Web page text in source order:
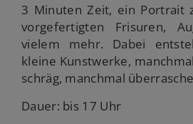
3 Minuten Zeit, ein Portrait
vorgefertigten Frisuren,
vielem mehr. Dabei
kleine Kunstwerke,
schräg, manchmal
Dauer: bis 17 Uhr